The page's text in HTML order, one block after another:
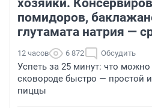
хозяйки.
помидоров,
глутамата натрия —
12 часов 6 872 Обсудить
Успеть за 25 минут: что можно
сковороде быстро — простой
пиццы